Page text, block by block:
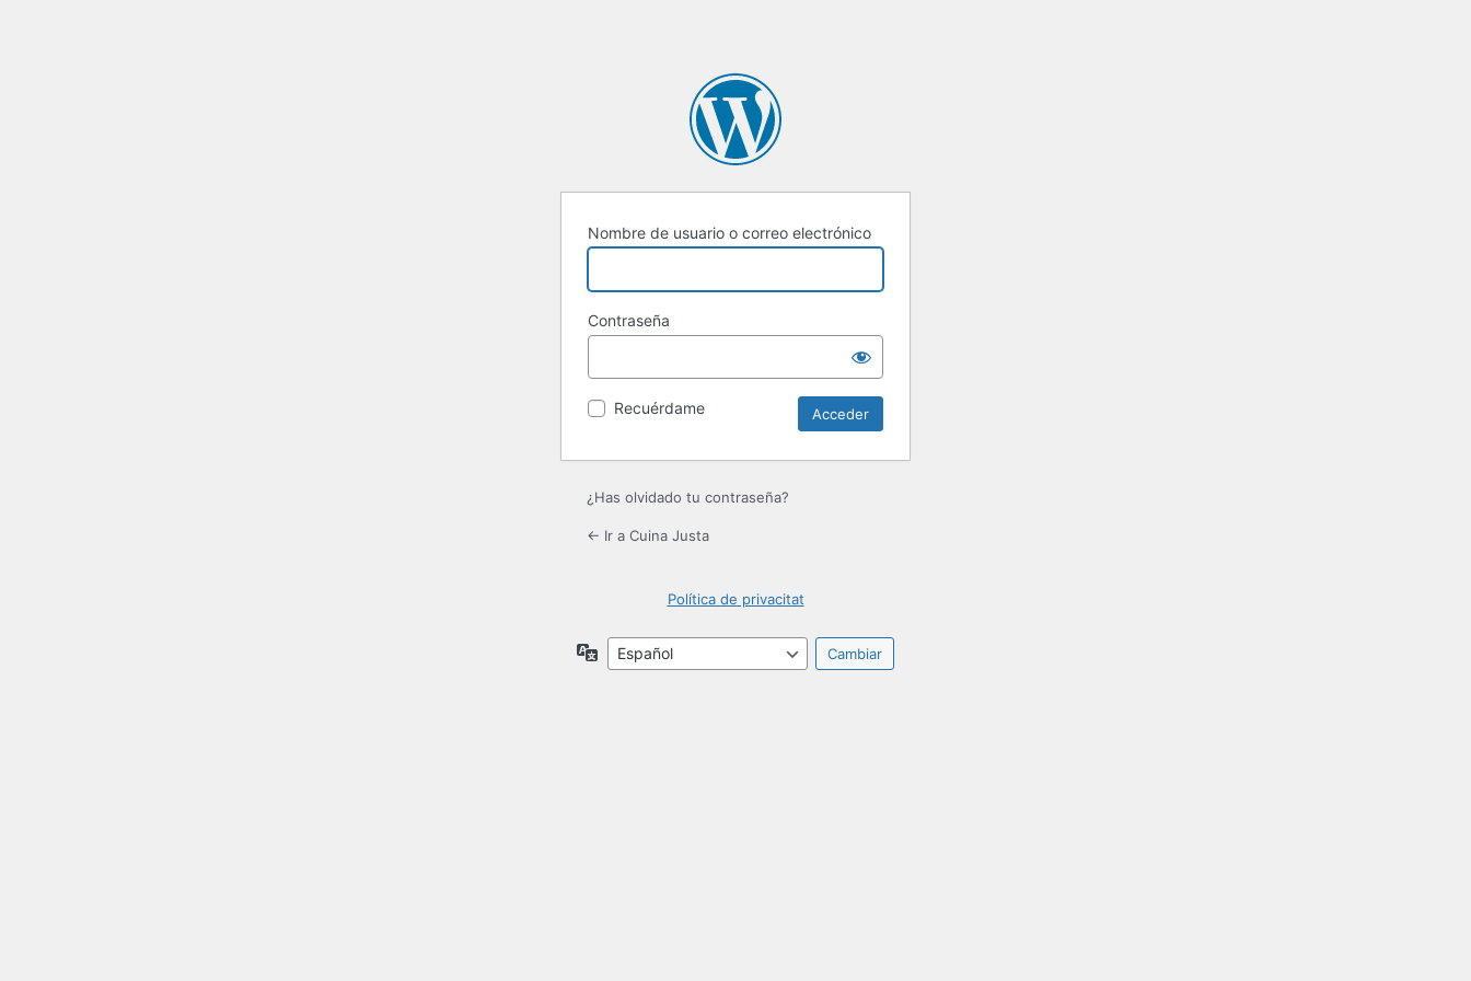
Nombre de usuario o correo electrónico
Contraseña
Recuérdame
¿Has olvidado tu contraseña?
← Ir a Cuina Justa
Política de privacitat
Idioma